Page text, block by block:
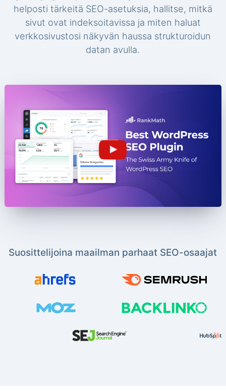
helposti tärkeitä SEO-asetuksia, hallitse, mitkä
sivut ovat indeksoitavissa ja miten haluat
verkkosivustosi näkyvän haussa strukturoidun
datan avulla.
Suosittelijoina maailman parhaat SEO-osaajat